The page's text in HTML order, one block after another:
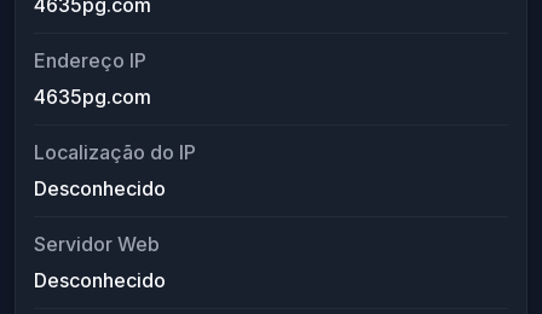
4635pg.com
Endereço IP
4635pg.com
Localização do IP
Desconhecido
Servidor Web
Desconhecido